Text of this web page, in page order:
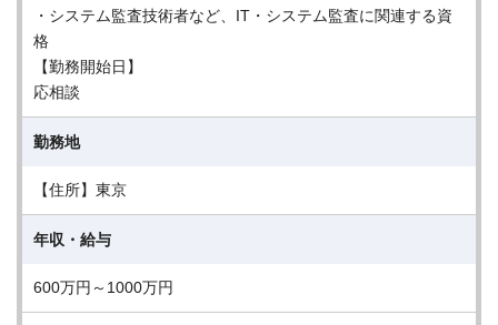
・システム監査技術者など、IT・システム監査に関連する資
格
【勤務開始日】
応相談
勤務地
【住所】東京
年収・給与
600万円～1000万円